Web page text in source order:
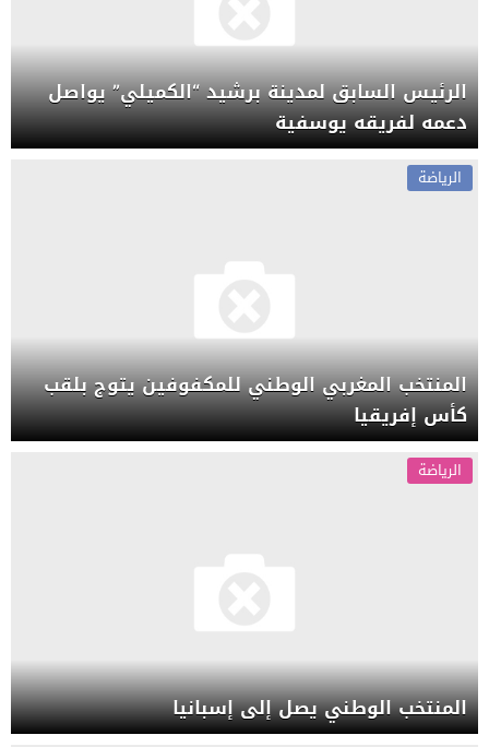
الرئيس السابق لمدينة برشيد “الكميلي” يواصل
دعمه لفريقه يوسفية
الرياضة
المنتخب المغربي الوطني للمكفوفين يتوج بلقب
كأس إفريقيا
الرياضة
المنتخب الوطني يصل إلى إسبانيا